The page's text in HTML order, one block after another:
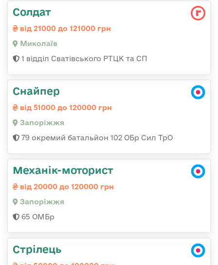
Солдат
від 21000 до 121000 грн
Миколаїв
1 відділ Сватівського РТЦК та СП
Снайпер
від 51000 до 120000 грн
Запоріжжя
79 окремий батальйон 102 ОБр Сил ТрО
Механік-моторист
від 20000 до 120000 грн
Запоріжжя
65 ОМБр
Стрілець